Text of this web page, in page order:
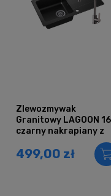
Zlewozmywak
Granitowy LAGOON
czarny nakrapiany z
499,00 zł